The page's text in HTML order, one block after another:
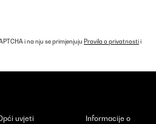
i na nju se primjenjuju Pravila o privatnostii
uvjeti Informacije o